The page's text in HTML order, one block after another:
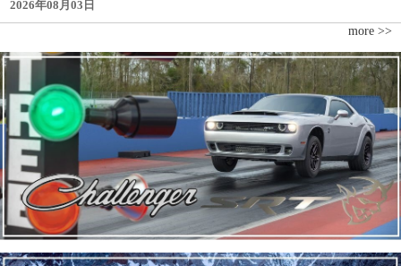
2026年08月03日
more >>